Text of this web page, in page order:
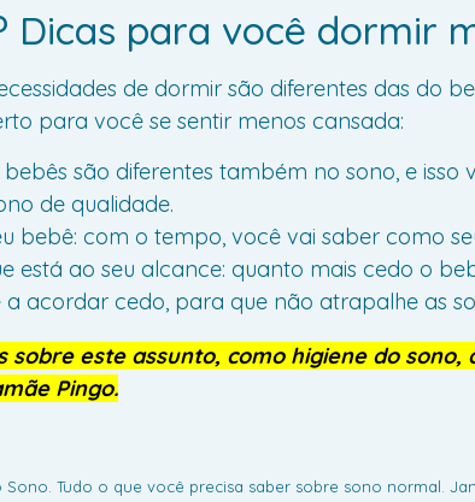
Dicas para você dormir
de dormir são diferentes das do
para você se sentir menos cansada:
bebês são diferentes também no sono, e
de qualidade.
bebê: com o tempo, você vai saber como
está ao seu alcance: quanto mais cedo o
acordar cedo, para que não atrapalhe as
sobre este assunto, como higiene do
Pingo.
Tudo o que você precisa saber sobre sono normal.